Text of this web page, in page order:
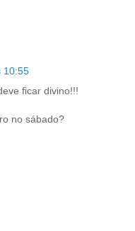
10:55
ficar divino!!!
no sábado?